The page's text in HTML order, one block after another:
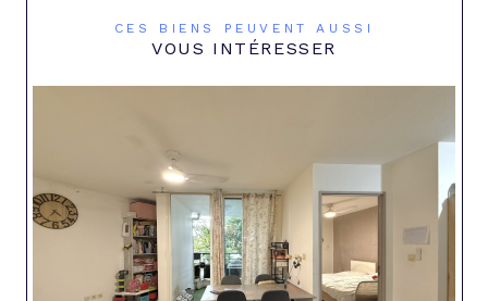
CES BIENS PEUVENT AUSSI
VOUS INTÉRESSER